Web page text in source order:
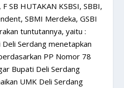
SB HUTAKAN KSBSI, SBBI,
SBMI Merdeka, GSBI
tuntutannya, yaitu :
Serdang menetapkan
PP Nomor 78
Bupati Deli Serdang
UMK Deli Serdang